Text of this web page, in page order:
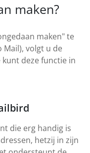
maken?
maken" te
Mail), volgt u de
deze functie in
die erg handig is
hetzij in zijn